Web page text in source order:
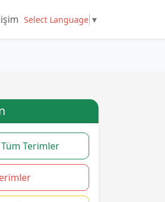
Select Language ▼
Terimler